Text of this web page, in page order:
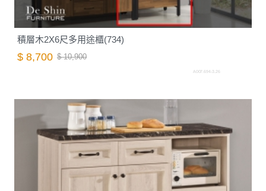
積層木2X6尺多用途櫃(734)
$ 8,700 $ 10,900
A007.694-3.26